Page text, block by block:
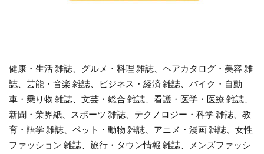
健康・生活 雑誌、グルメ・料理 雑誌、ヘアカタログ・美容 雑
誌、芸能・音楽 雑誌、ビジネス・経済 雑誌、バイク・自動
車・乗り物 雑誌、文芸・総合 雑誌、看護・医学・医療 雑誌、
新聞・業界紙、スポーツ 雑誌、テクノロジー・科学 雑誌、教
育・語学 雑誌、ペット・動物 雑誌、アニメ・漫画 雑誌、女性
ファッション 雑誌、旅行・タウン情報 雑誌、メンズファッシ